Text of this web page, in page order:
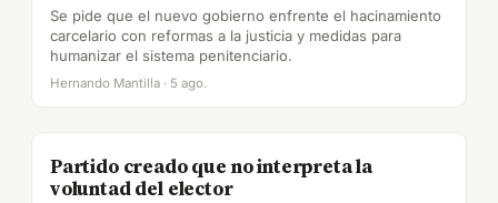
Se pide que el nuevo gobierno enfrente el hacinamiento
carcelario con reformas a la justicia y medidas para
humanizar el sistema penitenciario.
Hernando Mantilla · 5 ago.
Partido creado que no interpreta la
voluntad del elector